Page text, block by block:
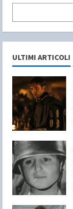
ULTIMI ARTICOLI